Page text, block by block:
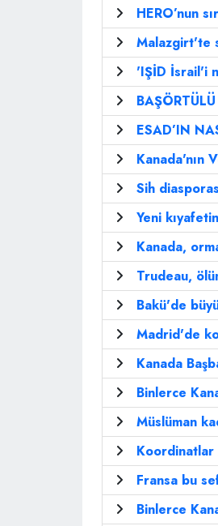
HERO’nun
Malazgirt'te
'IŞİD İsrail'i
ESAD’IN
Kanada'nın
Sih
Yeni
Kanada,
Trudeau,
Bakü'de
Madrid'de
Kanada
Binlerce
Müslüman
Koordinatlar
Fransa bu
Binlerce